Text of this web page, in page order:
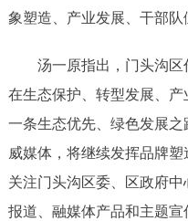
象塑造、产业发展、干部队
汤一原指出，门头沟
在生态保护、转型发展、
一条生态优先、绿色发展
威媒体，将继续发挥品牌
关注门头沟区委、区政府
报道、融媒体产品和主题